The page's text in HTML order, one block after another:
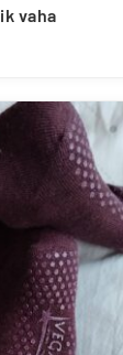
vaha